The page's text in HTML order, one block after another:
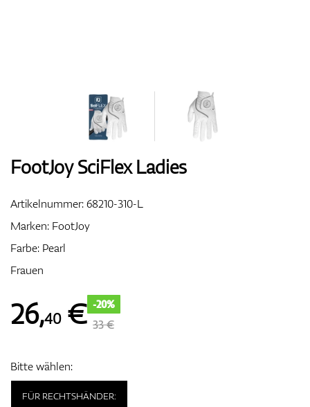
Entfernungsmesser & GPS
FootJoy SciFlex Ladies
Artikelnummer:68210-310-L
Marken: FootJoy
Farbe: Pearl
Frauen
26,40€ -20%
33 €
Bitte wählen:
FÜR RECHTSHÄNDER: